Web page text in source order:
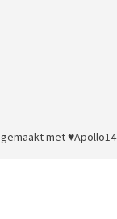
gemaakt met ♥Apollo14